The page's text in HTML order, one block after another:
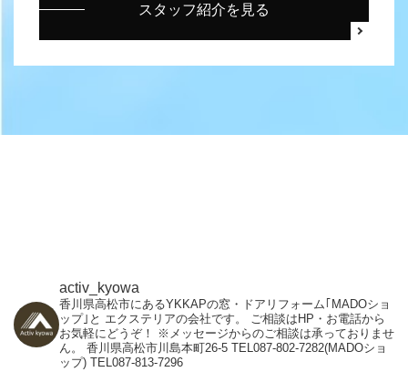
スタッフ紹介を見る
activ_kyowa
香川県高松市にあるYKKAPの窓・ドアリフォーム｢MADOショ
ップ｣と エクステリアの会社です。
ご相談はHP・お電話から
お気軽にどうぞ！
※メッセージからのご相談は承っておりませ
ん。
香川県高松市川島本町26-5 TEL087-802-7282(MADOショ
ップ) TEL087-813-7296